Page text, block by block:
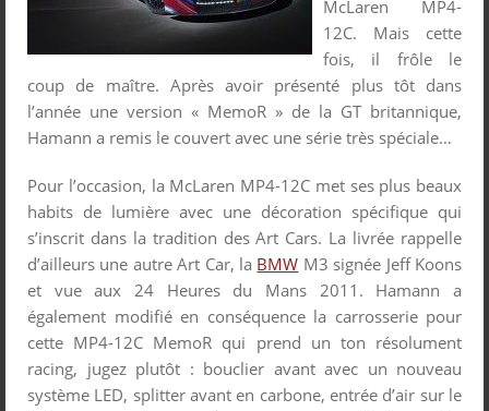
McLaren MP4-
12C. Mais cette
fois, il frôle le
coup de maître. Après avoir présenté plus tôt dans
l’année une version « MemoR » de la GT britannique,
Hamann a remis le couvert avec une série très spéciale…
Pour l’occasion, la McLaren MP4-12C met ses plus beaux
habits de lumière avec une décoration spécifique qui
s’inscrit dans la tradition des Art Cars. La livrée rappelle
d’ailleurs une autre Art Car, la BMW M3 signée Jeff Koons
et vue aux 24 Heures du Mans 2011. Hamann a
également modifié en conséquence la carrosserie pour
cette MP4-12C MemoR qui prend un ton résolument
racing, jugez plutôt : bouclier avant avec un nouveau
système LED, splitter avant en carbone, entrée d’air sur le